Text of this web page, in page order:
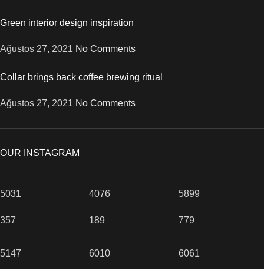
Green interior design inspiration
Ağustos 27, 2021 No Comments
Collar brings back coffee brewing ritual
Ağustos 27, 2021 No Comments
OUR INSTAGRAM
5031
357
4076
189
5899
779
5147 6010 6061